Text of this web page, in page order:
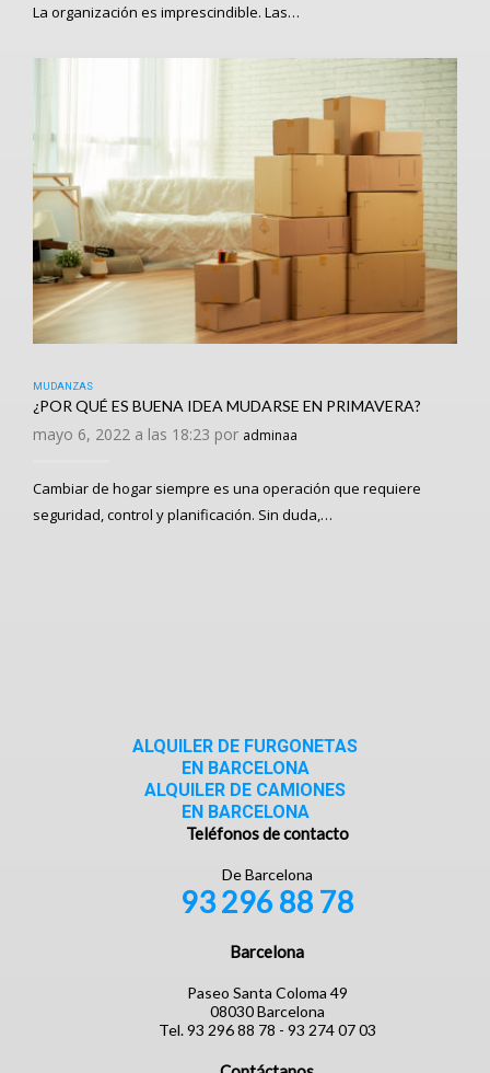
La organización es imprescindible. Las…
MUDANZAS
¿POR QUÉ ES BUENA IDEA MUDARSE EN PRIMAVERA?
mayo 6, 2022 a las 18:23 por adminaa
Cambiar de hogar siempre es una operación que requiere
seguridad, control y planificación. Sin duda,…
ALQUILER DE FURGONETAS
EN BARCELONA
ALQUILER DE CAMIONES
EN BARCELONA
Teléfonos de contacto
De Barcelona
93 296 88 78
Barcelona
Paseo Santa Coloma 49
08030 Barcelona
Tel. 93 296 88 78 - 93 274 07 03